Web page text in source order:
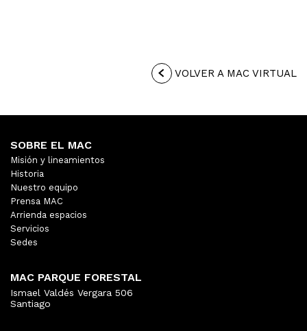
VOLVER A MAC VIRTUAL
SOBRE EL MAC
Misión y lineamientos
Historia
Nuestro equipo
Prensa MAC
Arrienda espacios
Servicios
Sedes
MAC PARQUE FORESTAL
Ismael Valdés Vergara 506
Santiago